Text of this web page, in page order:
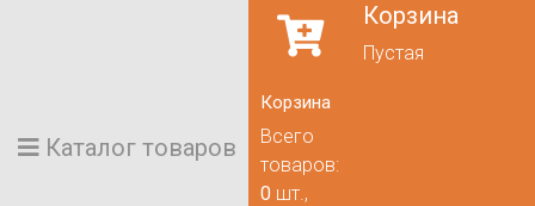
Каталог товаров
Корзина
Пустая
Корзина
Всего
товаров:
0 шт.,